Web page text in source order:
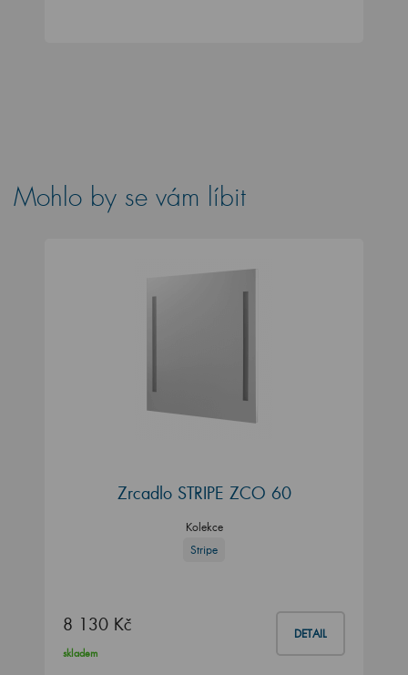
Mohlo by se vám líbit
Zrcadlo STRIPE ZCO 60
Kolekce
Stripe
8 130 Kč DETAIL
skladem